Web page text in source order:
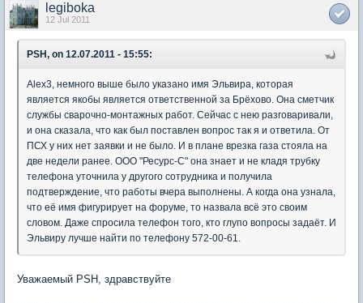
legiboka
12 Jul 2011
PSH, on 12.07.2011 - 15:55:
Alex3, немного выше было указано имя Эльвира, которая
является якобы является ответственной за Брёхово. Она сметчик
службы сварочно-монтажных работ. Сейчас с нею разговаривали,
и она сказала, что как был поставлен вопрос так я и ответила. От
ПСХ у них нет заявки и не было. И в плане врезка газа стояла на
две недели ранее. ООО "Ресурс-С" она знает и не кладя трубку
телефона уточнила у другого сотрудника и получила
подтверждение, что работы вчера выполнены. А когда она узнала,
что её имя фигурирует на форуме, то назвала всё это своим
словом. Даже спросила телефон того, кто глупо вопросы задаёт. И
Эльвиру лучше найти по телефону 572-00-61.
Уважаемый PSH, здравствуйте